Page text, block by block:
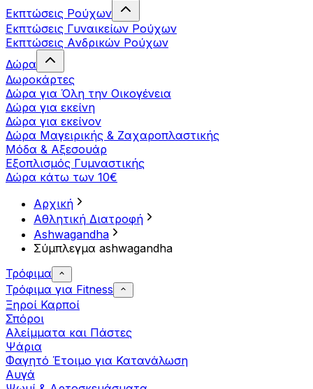
Εκπτώσεις Ρούχων
Εκπτώσεις Γυναικείων Ρούχων
Εκπτώσεις Aνδρικών Ρούχων
Δώρα
Δωροκάρτες
Δώρα για Όλη την Οικογένεια
Δώρα για εκείνη
Δώρα για εκείνον
Δώρα Μαγειρικής & Ζαχαροπλαστικής
Μόδα & Αξεσουάρ
Εξοπλισμός Γυμναστικής
Δώρα κάτω των 10€
Αρχική
Αθλητική Διατροφή
Ashwagandha
Σύμπλεγμα ashwagandha
Τρόφιμα
Τρόφιμα για Fitness
Ξηροί Καρποί
Σπόροι
Αλείμματα και Πάστες
Ψάρια
Φαγητό Έτοιμο για Κατανάλωση
Αυγά